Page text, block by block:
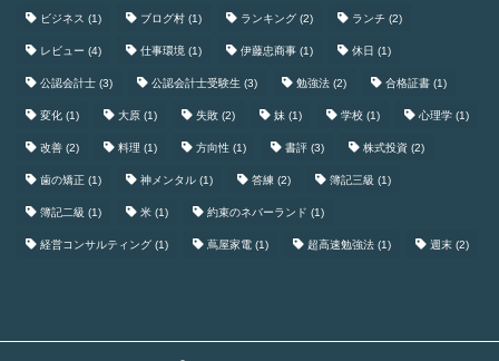
ビジネス (1) ブログ村 (1) ランキング (2) ランチ (2)
レビュー (4) 仕事環境 (1) 伊藤忠商事 (1) 休日 (1)
公認会計士 (3) 公認会計士受験生 (3) 勉強法 (2) 合格証書 (1)
変化 (1) 大原 (1) 失敗 (2) 妹 (1) 学校 (1) 心理学 (1)
改善 (2) 料理 (1) 方向性 (1) 書評 (3) 株式投資 (2)
歯の矯正 (1) 神メンタル (1) 答練 (2) 簿記三級 (1)
簿記二級 (1) 米 (1) 約束のネバーランド (1)
経営コンサルティング (1) 蔦屋家電 (1) 超高速勉強法 (1) 週末 (2)